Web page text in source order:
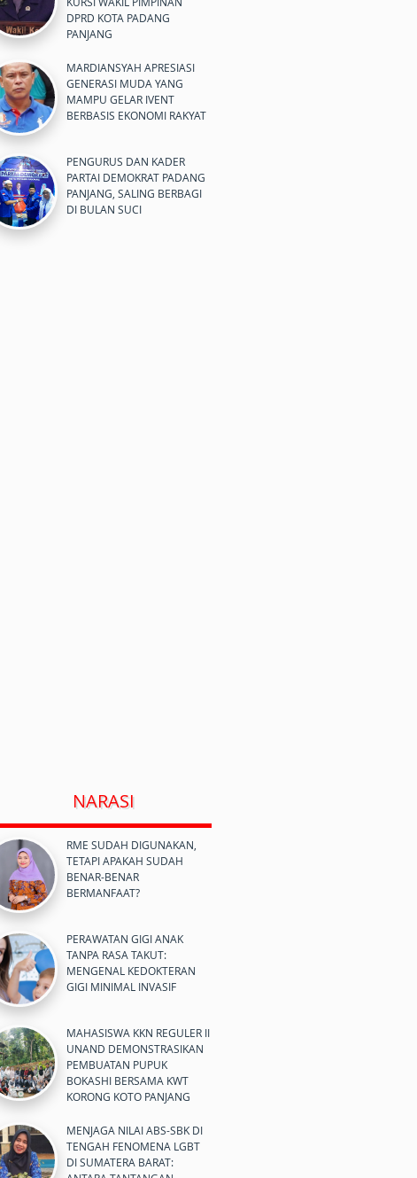
DPRD KOTA PADANG
PANJANG
MARDIANSYAH APRESIASI
GENERASI MUDA YANG
MAMPU GELAR IVENT
BERBASIS EKONOMI RAKYAT
PENGURUS DAN KADER
PARTAI DEMOKRAT PADANG
PANJANG, SALING BERBAGI
DI BULAN SUCI
NARASI
RME SUDAH DIGUNAKAN,
TETAPI APAKAH SUDAH
BENAR-BENAR
BERMANFAAT?
PERAWATAN GIGI ANAK
TANPA RASA TAKUT:
MENGENAL KEDOKTERAN
GIGI MINIMAL INVASIF
MAHASISWA KKN REGULER II
UNAND DEMONSTRASIKAN
PEMBUATAN PUPUK
BOKASHI BERSAMA KWT
KORONG KOTO PANJANG
MENJAGA NILAI ABS-SBK DI
TENGAH FENOMENA LGBT
DI SUMATERA BARAT: